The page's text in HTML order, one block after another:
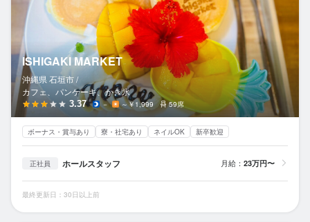
ISHIGAKI MARKET
沖縄県 石垣市 /
カフェ、パンケーキ、かき氷
3.37 － ～￥1,999 59席
ボーナス・賞与あり 寮・社宅あり ネイルOK 新卒歓迎
正社員 ホールスタッフ 月給： 23万円〜
最終更新日：30日以上前